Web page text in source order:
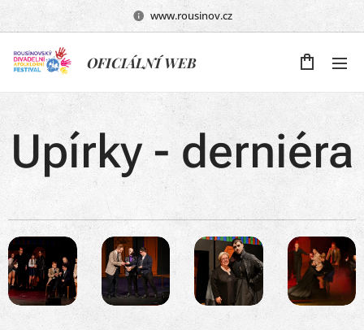
www.rousinov.cz
OFICIÁLNÍ WEB
Upírky - derniéra